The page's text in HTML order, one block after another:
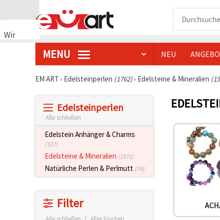
Wir
verwenden
ordnungsgemäße
Nutzungserlebnis
MENU NEU
EM ART › Edelsteinperlen (1762)› Edelsteine & Mineralien
Edelsteinperlen
Alle schließen
Edelstein Anhänger & Charms
(117)
Edelsteine & Mineralien (1571)
Natürliche Perlen & Perlmutt (74)
Filter